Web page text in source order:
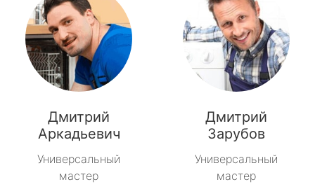
Дмитрий
Аркадьевич
Универсальный
мастер
Дмитрий
Зарубов
Универсальный
мастер